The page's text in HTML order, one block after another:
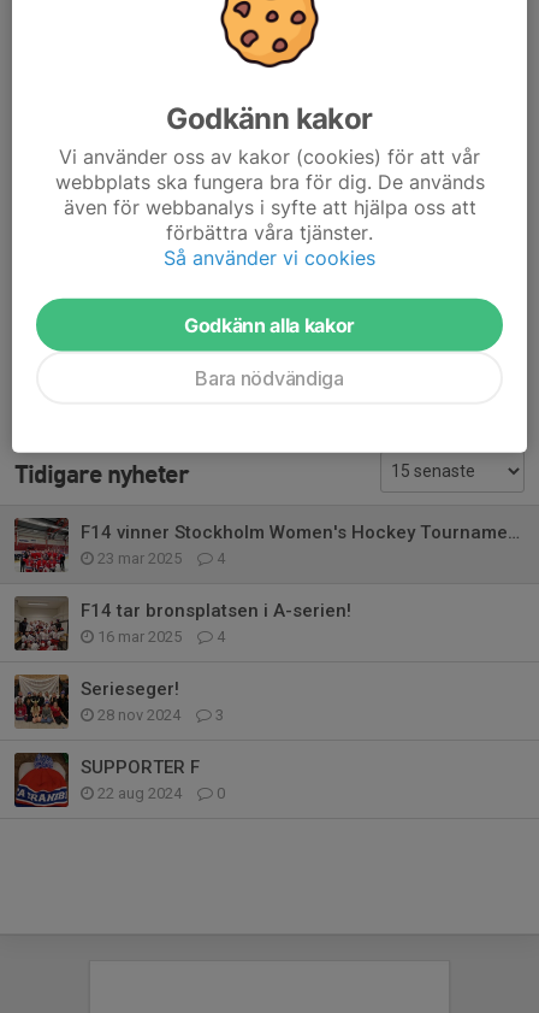
Helena Bachleda-Curus23 mar 2025
och föreningen!👏🎉🌟
Agneta Vitalisson
23 mar 2025
Otroligt kul! Och vilken resa ni gjort denna säsong-
GRATTIS till er tjejer och stor eloge till ledare, tränare och
supportergäng🎊🙌
Erik Tessmar24 mar 2025
Magiskt tjejer!!
25 mar 2025
Tidigare nyheter
F14 vinner Stockholm Women's Hockey Tournament!
23 mar 2025 4
F14 tar bronsplatsen i A-serien!
16 mar 2025 4
Serieseger!
28 nov 2024 3
SUPPORTER F
22 aug 2024 0
Godkänn kakor
Vi använder oss av kakor (cookies) för att vår
webbplats ska fungera bra för dig. De används
även för webbanalys i syfte att hjälpa oss att
förbättra våra tjänster.
Så använder vi cookies
Godkänn alla kakor
Bara nödvändiga